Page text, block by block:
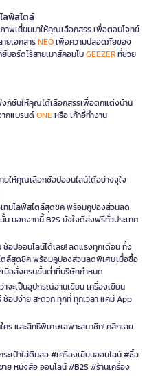
ลฟ์สไตล์
พเยี่ยมมาให้คุณเลือกสรร เพื่อตอบโจทย์
ยเอกสารNEOเพื่อความปลอดภัยของ
บอร์ดไร้สายเมาส์คอมโบGEEZERที่ช่วย
ก์ชันให้คุณได้เลือกสรรเพื่อตกแต่งบ้าน
ากแบรนด์ONEหรือ เก้าอี้ทำงาน
ยให้คุณเลือกช้อปออนไลน์ได้อย่างจุใจ
ทมไลฟ์สไตล์สุดชิค พร้อมคูปองส่วนลด
น นอกจากนี้ B2S ยังใจดีส่งฟรีทั่วประเทศ
อปออนไลน์ได้เลย! ลดแรงทุกเดือน ทั้ง
ตล์สุดชิค พร้อมคูปองส่วนลดพิเศษเมื่อซื้อ
มื่อสั่งครบขั้นต่ำที่บริษัทกำหนด
จะเป็นอุปกรณ์อ่านเขียน เครื่องเขียน
อปง่าย สะดวก ทุกที่ ทุกเวลา แค่มี App
คร และสิทธิพิเศษเฉพาะสมาชิก! คลิกเลย
เป๋าใส่ดินสอ #เครื่องเขียนออนไลน์ #ซื้อ
ย หนังสือ ออนไลน์ #B2S #ร้านเครื่อง